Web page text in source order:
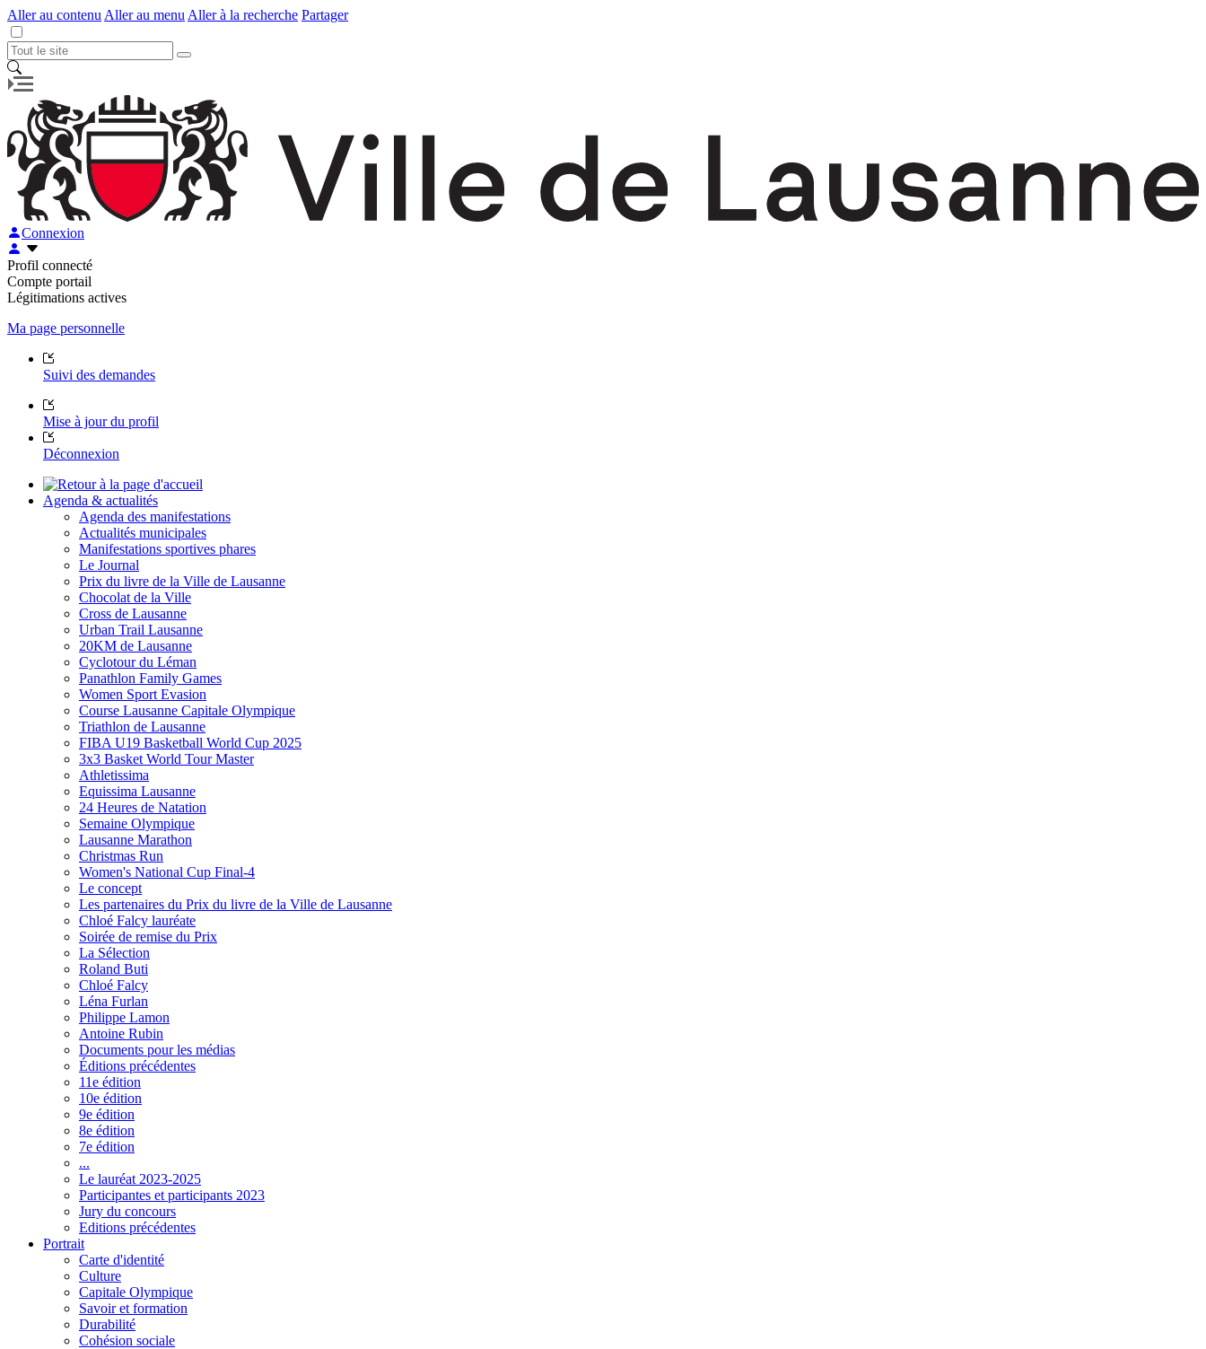
Aller au contenu Aller au menu Aller à la recherche Partager
Connexion
Profil connecté
Compte portail
Légitimations actives
Ma page personnelle
Suivi des demandes
Mise à jour du profil
Déconnexion
Agenda & actualités
Agenda des manifestations
Actualités municipales
Manifestations sportives phares
Le Journal
Prix du livre de la Ville de Lausanne
Chocolat de la Ville
Cross de Lausanne
Urban Trail Lausanne
20KM de Lausanne
Cyclotour du Léman
Panathlon Family Games
Women Sport Evasion
Course Lausanne Capitale Olympique
Triathlon de Lausanne
FIBA U19 Basketball World Cup 2025
3x3 Basket World Tour Master
Athletissima
Equissima Lausanne
24 Heures de Natation
Semaine Olympique
Lausanne Marathon
Christmas Run
Women's National Cup Final-4
Le concept
Les partenaires du Prix du livre de la Ville de Lausanne
Chloé Falcy lauréate
Soirée de remise du Prix
La Sélection
Roland Buti
Chloé Falcy
Léna Furlan
Philippe Lamon
Antoine Rubin
Documents pour les médias
Éditions précédentes
11e édition
10e édition
9e édition
8e édition
7e édition
...
Le lauréat 2023-2025
Participantes et participants 2023
Jury du concours
Editions précédentes
Portrait
Carte d'identité
Culture
Capitale Olympique
Savoir et formation
Durabilité
Cohésion sociale